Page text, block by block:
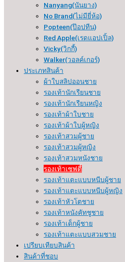
Nanyang(นันยาง)
No Brand(ไม่มียี่ห้อ)
Popteen(ป๊อปทีน)
Red Apple(เรดแอปเปิ้ล)
Vicky(วิกกี้)
Walker(วอลค์เกอร์)
ประเภทสินค้า
ผ้าใบสลิปออนชาย
รองเท้านักเรียนชาย
รองเท้านักเรียนหญิง
รองเท้าผ้าใบชาย
รองเท้าผ้าใบผู้หญิง
รองเท้าสวมผู้ชาย
รองเท้าสวมผู้หญิง
รองเท้าสวมหนังชาย
รองเท้าเซฟตี้
รองเท้าแตะแบบหนีบผู้ชาย
รองเท้าแตะแบบหนีบผู้หญิง
รองเท้าหัวโตชาย
รองเท้าหนังคัทชูชาย
รองเท้าเด็กผู้ชาย
รองเท้าแตะแบบสวมชาย
เปรียบเทียบสินค้า
สินค้าที่ชอบ